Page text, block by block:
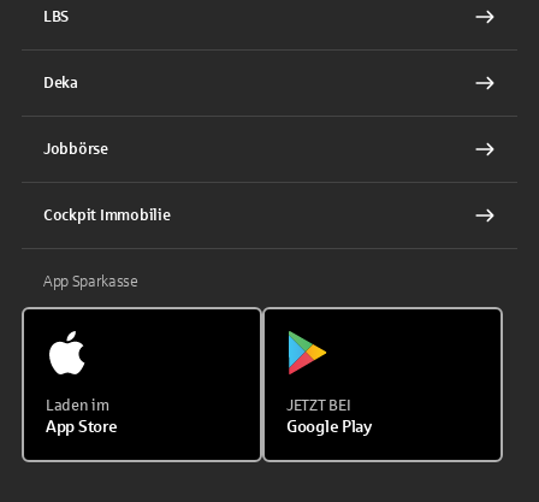
LBS
Deka
Jobbörse
Cockpit Immobilie
App Sparkasse
Laden im
App Store
JETZT BEI
Google Play